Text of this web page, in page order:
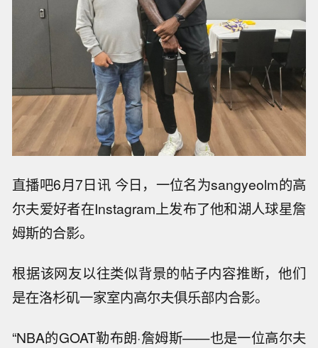
直播吧6月7日讯 今日，一位名为sangyeolm的高
尔夫爱好者在Instagram上发布了他和湖人球星詹
姆斯的合影。
根据该网友以往类似背景的帖子内容推断，他们
是在洛杉矶一家室内高尔夫俱乐部内合影。
“NBA的GOAT勒布朗·詹姆斯——也是一位高尔夫